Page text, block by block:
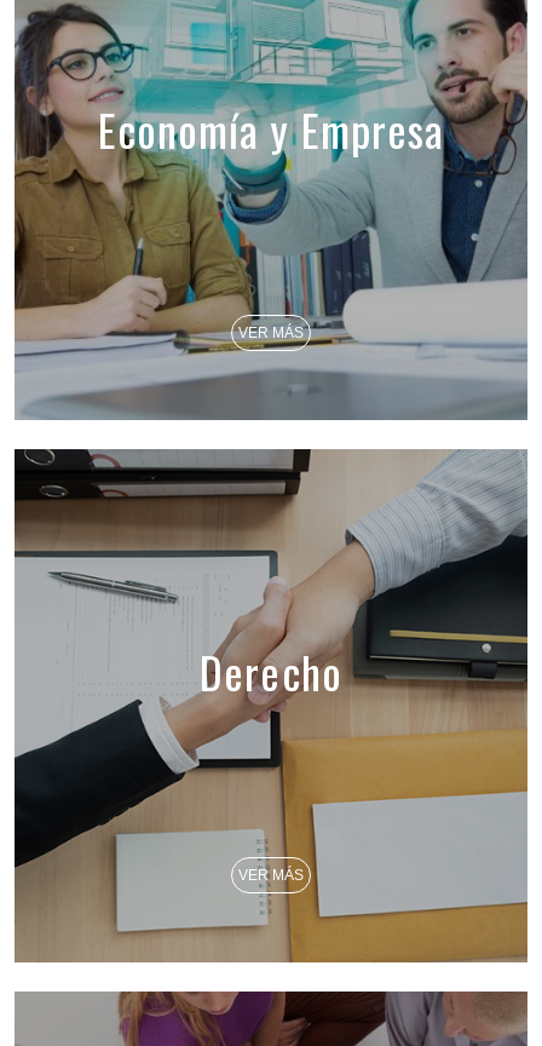
Economía y Empresa
VER MÁS
Derecho
VER MÁS